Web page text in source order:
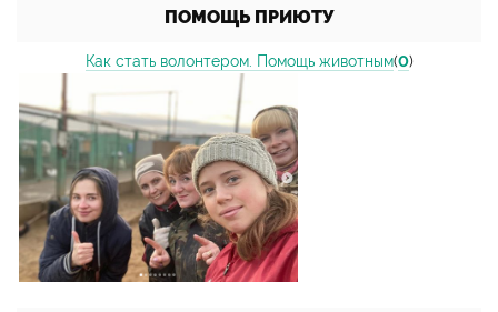
ПОМОЩЬ ПРИЮТУ
Как стать волонтером. Помощь животным(0)